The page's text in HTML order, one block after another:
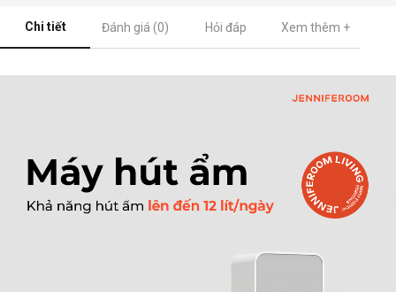
Chi tiết Đánh giá (0) Hỏi đáp Xem thêm +